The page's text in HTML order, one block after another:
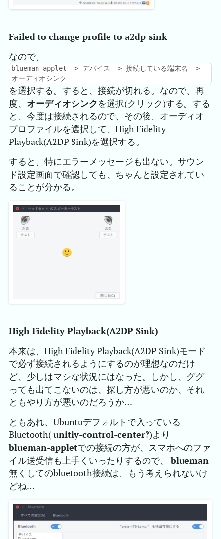
Failed to change profile to a2dp_sink
なので、
blueman-applet -> デバイス -> 接続している端末名 ->
オーディオシンク
を選択する。すると、接続が切れる。なので、再
度、 オーディオシンクを選択(クリック)する。する
と、今度は接続されるので、その後、オーディオ
プロファイルを選択して、High Fidelity
Playback(A2DP Sink)を選択する。
すると、特にエラーメッセージも出ない。サウン
ド設定画面で確認しても、ちゃんと設定されてい
ることが分かる。
High Fidelity Playback(A2DP Sink)
本来は、High Fidelity Playback(A2DP Sink)モード
で必ず接続されるようにするのが理想なのだけ
ど、少しはマシな状況にはなった。しかし、ググ
っても出てこないのは、探し方が悪いのか、それ
ともやり方が悪いのだろうか…
ともあれ、Ubuntuデフォルトで入っている
Bluetooth(unitiy-control-center?)より
blueman-appletでの接続の方が、スマホへのファ
イル送受信も上手くいったりするので、blueman
無くしてのbluetooth接続は、もう考えられないけ
どね…